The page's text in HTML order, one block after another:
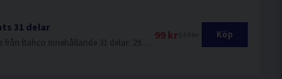
31 delar
99 kr Köp